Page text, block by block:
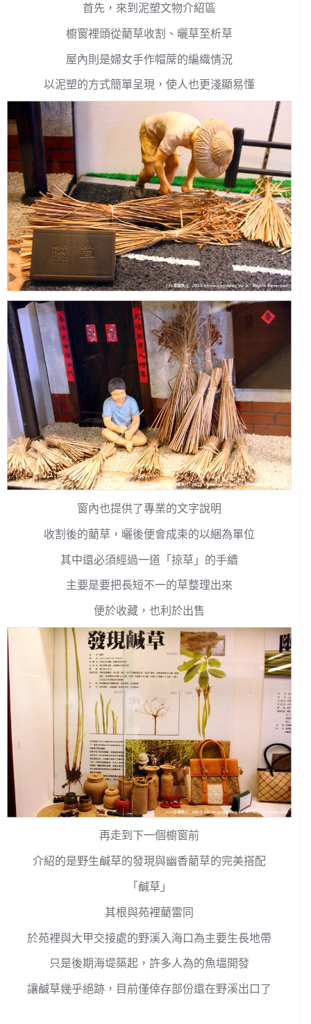
首先，來到泥塑文物介紹區
櫥窗裡頭從藺草收割、曬草至析草
屋內則是婦女手作帽蓆的編織情況
以泥塑的方式簡單呈現，使人也更淺顯易懂
窗內也提供了專業的文字說明
收割後的藺草，曬後便會成束的以綑為單位
其中還必須經過一道「掠草」的手續
主要是要把長短不一的草整理出來
便於收藏，也利於出售
再走到下一個櫥窗前
介紹的是野生鹹草的發現與幽香藺草的完美搭配
「鹹草」
其根與苑裡藺雷同
於苑裡與大甲交接處的野溪入海口為主要生長地帶
只是後期海堤築起，許多人為的魚塭開發
讓鹹草幾乎絕跡，目前僅倖存部份還在野溪出口了